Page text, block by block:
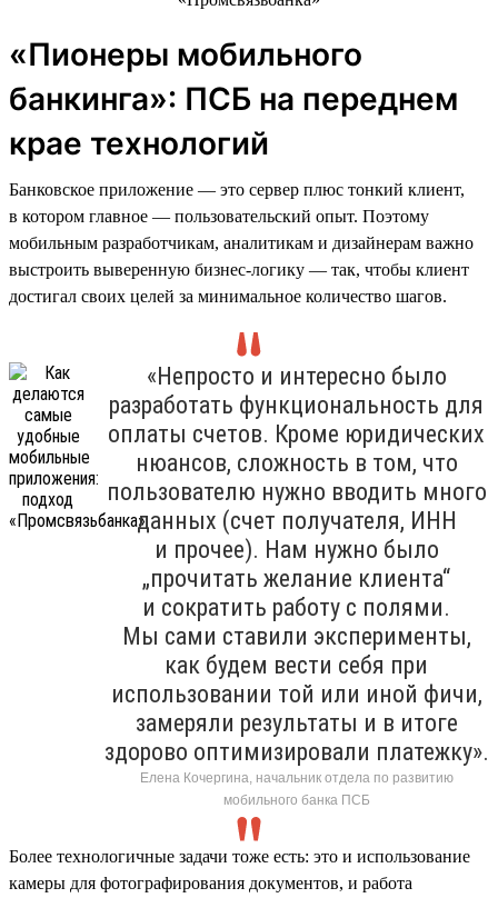
«Пионеры мобильного
банкинга»: ПСБ на переднем
крае технологий
Банковское приложение — это сервер плюс тонкий клиент,
в котором главное — пользовательский опыт. Поэтому
мобильным разработчикам, аналитикам и дизайнерам важно
выстроить выверенную бизнес-логику — так, чтобы клиент
достигал своих целей за минимальное количество шагов.
«Непросто и интересно было
разработать функциональность для
оплаты счетов. Кроме юридических
нюансов, сложность в том, что
пользователю нужно вводить много
данных (счет получателя, ИНН
и прочее). Нам нужно было
„прочитать желание клиента“
и сократить работу с полями.
Мы сами ставили эксперименты,
как будем вести себя при
использовании той или иной фичи,
замеряли результаты и в итоге
здорово оптимизировали платежку».
Елена Кочергина, начальник отдела по развитию
мобильного банка ПСБ
Более технологичные задачи тоже есть: это и использование
камеры для фотографирования документов, и работа